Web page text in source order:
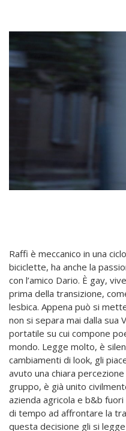
Raffi è meccanico in una
biciclette, ha anche la
con l’amico Dario. È gay,
prima della transizione,
lesbica. Appena può si
non si separa mai dalla sua
portatile su cui compone
mondo. Legge molto, è
cambiamenti di look, gli
avuto una chiara
gruppo, è già unito
azienda agricola e b&b fuori
di tempo ad affrontare la
questa decisione gli si